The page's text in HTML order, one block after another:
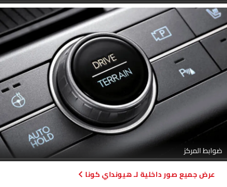
ضوابط المركز
صور داخلية لـ هيونداي كونا